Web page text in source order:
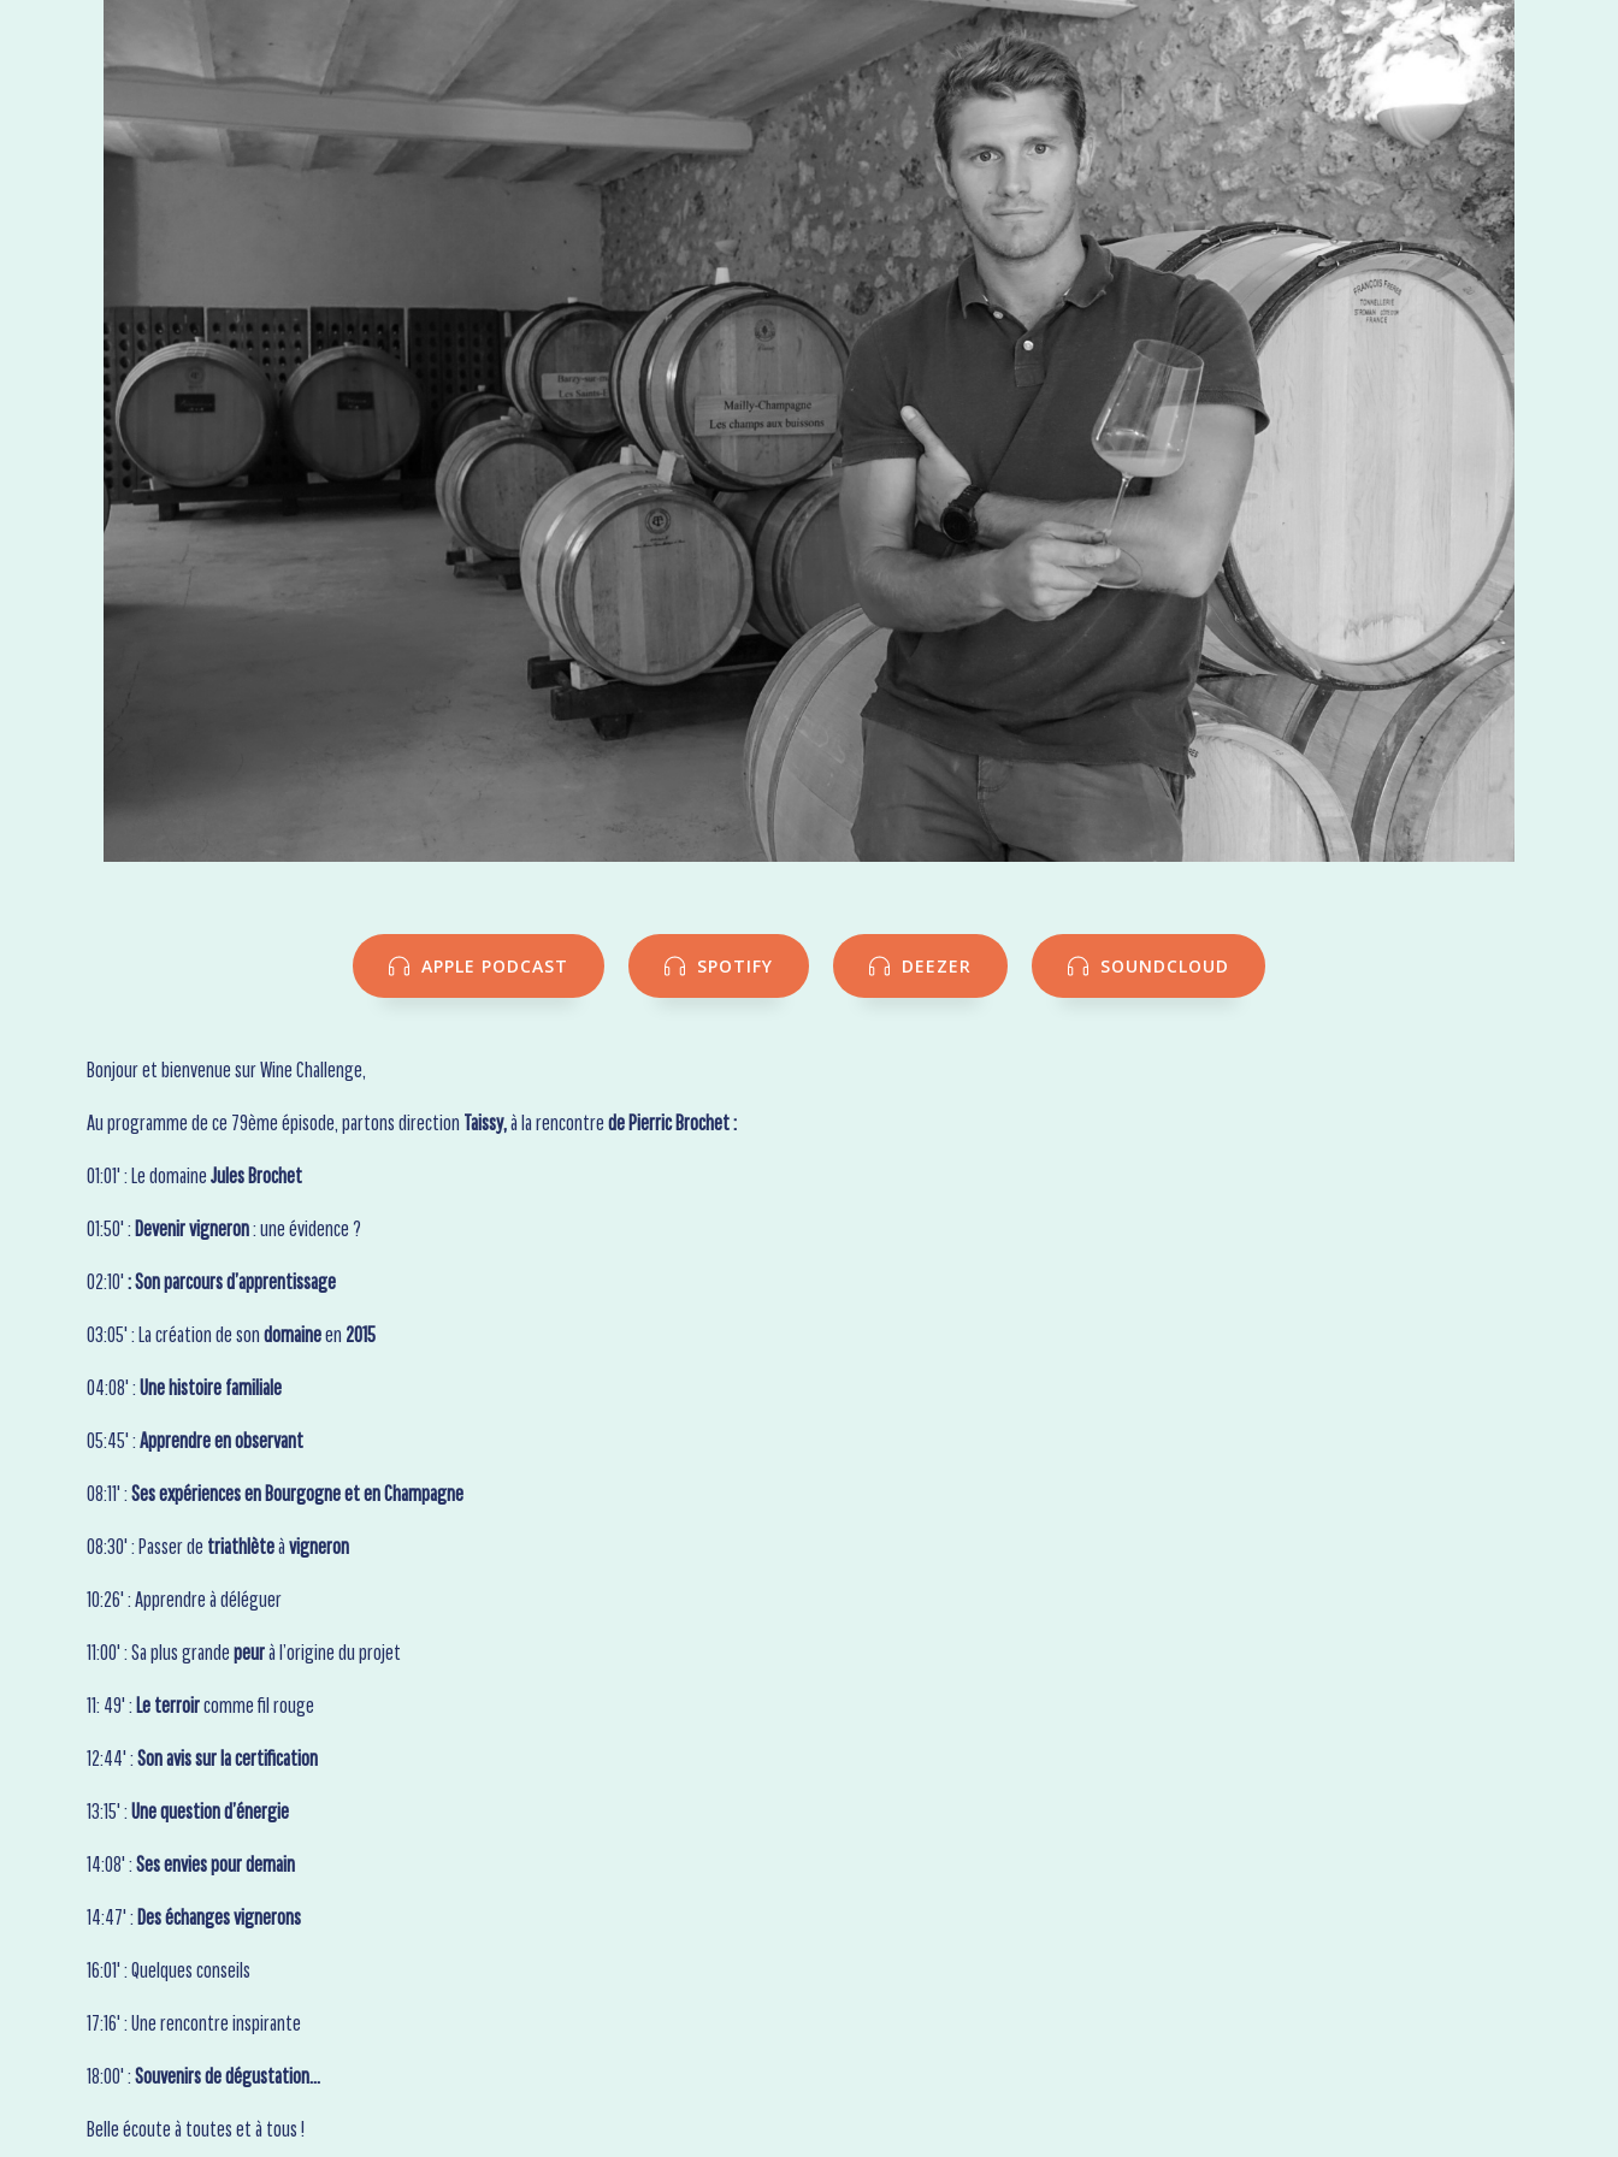
APPLE PODCAST SPOTIFY DEEZER SOUNDCLOUD
Bonjour et bienvenue sur Wine Challenge,
Au programme de ce 79ème épisode, partons direction Taissy,à la rencontrede Pierric Brochet :
01:01' : Le domaineJules Brochet
01:50' : Devenir vigneron: une évidence ?
02:10': Son parcours d’apprentissage
03:05' : La création de sondomaineen 2015
04:08' :Une histoire familiale
05:45' :Apprendre en observant
08:11' :Ses expériences en Bourgogne et en Champagne
08:30' : Passer de triathlèteàvigneron
10:26' : Apprendre à déléguer
11:00' : Sa plus grandepeurà l’origine du projet
11: 49' : Le terroircomme fil rouge
12:44' :Son avis sur la certification
13:15' :Une question d’énergie
14:08' :Ses envies pour demain
14:47' : Des échanges vignerons
16:01' : Quelques conseils
17:16' : Une rencontre inspirante
18:00' :Souvenirs de dégustation…
Belle écoute à toutes et à tous !